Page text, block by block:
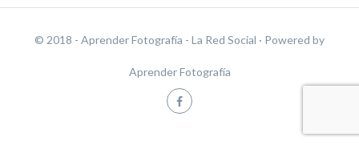
© 2018 - Aprender Fotografía - La Red Social · Powered by
Aprender Fotografía